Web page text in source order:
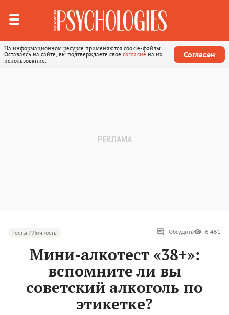
На информационном ресурсе применяются cookie-файлы.
Оставаясь на сайте, вы подтверждаете свое согласие на их
использование.
Согласен
Тесты / Личность Обсудить 6 461
Мини-алкотест «38+»:
вспомните ли вы
советский алкоголь по
этикетке?